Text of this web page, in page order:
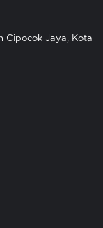
Cipocok Jaya, Kota